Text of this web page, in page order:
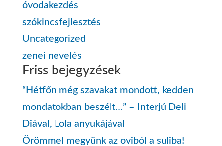
óvodakezdés
szókincsfejlesztés
Uncategorized
zenei nevelés
Friss bejegyzések
“Hétfőn még szavakat mondott, kedden
mondatokban beszélt…” – Interjú Deli
Diával, Lola anyukájával
Örömmel megyünk az oviból a suliba!